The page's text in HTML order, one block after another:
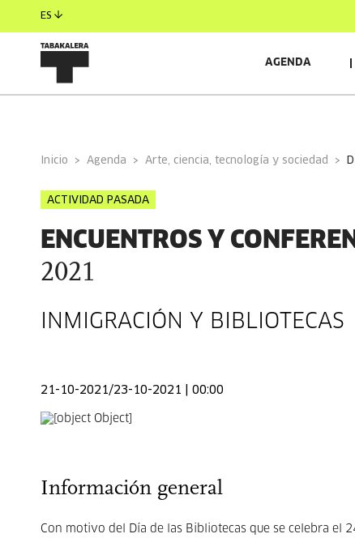
ES
AGENDA
Inicio Agenda Arte, ciencia, tecnología y sociedad
ACTIVIDAD PASADA
ENCUENTROS Y
2021
INMIGRACIÓN Y BIBLIOTECAS
21-10-2021/23-10-2021 | 00:00
Información general
Con motivo del Día de las Bibliotecas que se celebra el